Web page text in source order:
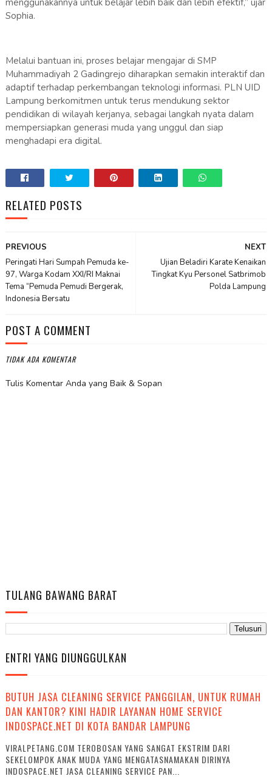
menggunakannya untuk belajar lebih baik dan lebih efektif,” ujar
Sophia.
Melalui bantuan ini, proses belajar mengajar di SMP
Muhammadiyah 2 Gadingrejo diharapkan semakin interaktif dan
adaptif terhadap perkembangan teknologi informasi. PLN UID
Lampung berkomitmen untuk terus mendukung sektor
pendidikan di wilayah kerjanya, sebagai langkah nyata dalam
mempersiapkan generasi muda yang unggul dan siap
menghadapi era digital.
RELATED POSTS
NEXT
Ujian Beladiri Karate Kenaikan
Tingkat Kyu Personel Satbrimob
Polda Lampung
PREVIOUS
Peringati Hari Sumpah Pemuda ke-
97, Warga Kodam XXI/RI Maknai
Tema “Pemuda Pemudi Bergerak,
Indonesia Bersatu
POST A COMMENT
TIDAK ADA KOMENTAR
Tulis Komentar Anda yang Baik & Sopan
TULANG BAWANG BARAT
ENTRI YANG DIUNGGULKAN
BUTUH JASA CLEANING SERVICE PANGGILAN, UNTUK RUMAH
DAN KANTOR? KINI HADIR LAYANAN HOME SERVICE
INDOSPACE.NET DI KOTA BANDAR LAMPUNG
VIRALPETANG.COM TEROBOSAN YANG SANGAT EKSTRIM DARI
SEKELOMPOK ANAK MUDA YANG MENGATASNAMAKAN DIRINYA
INDOSPACE.NET JASA CLEANING SERVICE PAN...